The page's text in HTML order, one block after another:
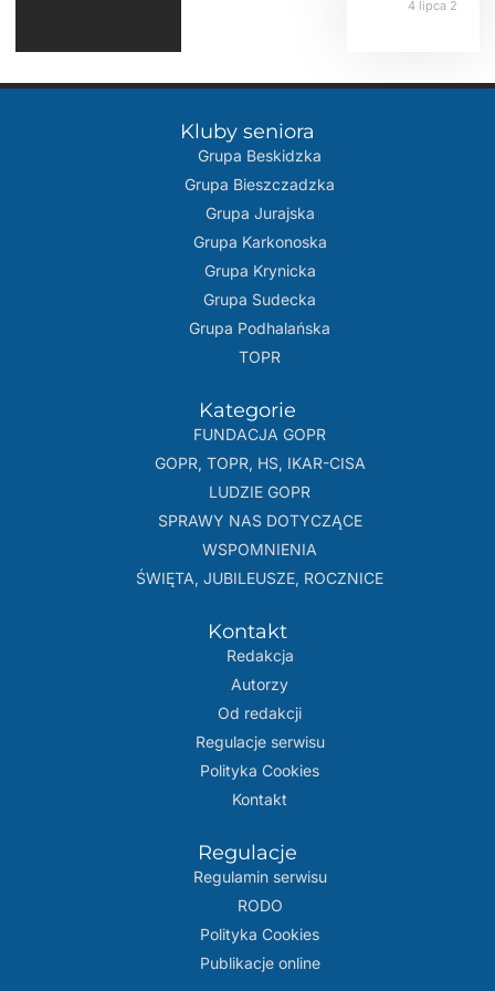
4 lipca 2026
Kluby seniora
Grupa Beskidzka​
Grupa Bieszczadzka
Grupa Jurajska
Grupa Karkonoska
Grupa Krynicka
Grupa Sudecka
Grupa Podhalańska
TOPR
Kategorie
FUNDACJA GOPR
GOPR, TOPR, HS, IKAR-CISA
LUDZIE GOPR
SPRAWY NAS DOTYCZĄCE
WSPOMNIENIA
ŚWIĘTA, JUBILEUSZE, ROCZNICE
Kontakt
Redakcja
Autorzy
Od redakcji
Regulacje serwisu
Polityka Cookies
Kontakt
Regulacje
Regulamin serwisu
RODO
Polityka Cookies
Publikacje online